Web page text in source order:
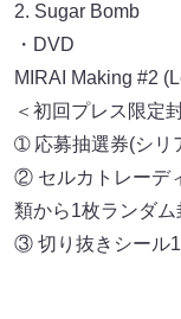
2. Sugar Bomb
・DVD
MIRAI Making #2
＜初回プレス限定
➀ 応募抽選券(シリ
② セルカトレーデ
類から1枚ランダム
③ 切り抜きシール1